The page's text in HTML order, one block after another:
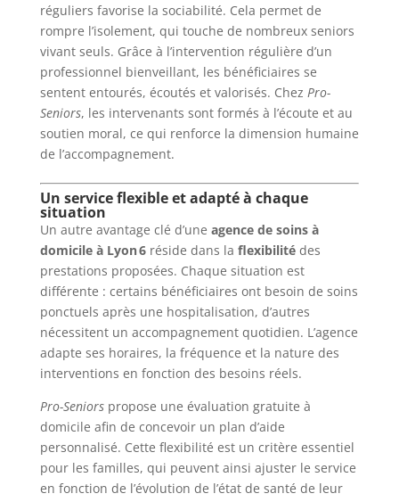
réguliers favorise la sociabilité. Cela permet de
rompre l’isolement, qui touche de nombreux seniors
vivant seuls. Grâce à l’intervention régulière d’un
professionnel bienveillant, les bénéficiaires se
sentent entourés, écoutés et valorisés. Chez Pro-
Seniors, les intervenants sont formés à l’écoute et au
soutien moral, ce qui renforce la dimension humaine
de l’accompagnement.
Un service flexible et adapté à chaque
situation
Un autre avantage clé d’une agence de soins à
domicile à Lyon 6réside dans la flexibilitédes
prestations proposées. Chaque situation est
différente : certains bénéficiaires ont besoin de soins
ponctuels après une hospitalisation, d’autres
nécessitent un accompagnement quotidien. L’agence
adapte ses horaires, la fréquence et la nature des
interventions en fonction des besoins réels.
Pro-Seniorspropose une évaluation gratuite à
domicile afin de concevoir un plan d’aide
personnalisé. Cette flexibilité est un critère essentiel
pour les familles, qui peuvent ainsi ajuster le service
en fonction de l’évolution de l’état de santé de leur